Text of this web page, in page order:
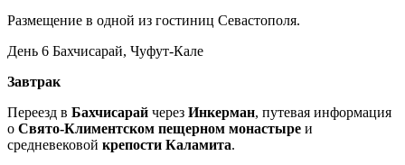
Размещение в одной из гостиниц Севастополя.
День 6 Бахчисарай, Чуфут-Кале
Завтрак
Переезд в Бахчисарай через Инкерман, путевая информация
о Свято-Климентском пещерном монастыре и
средневековой крепости Каламита.